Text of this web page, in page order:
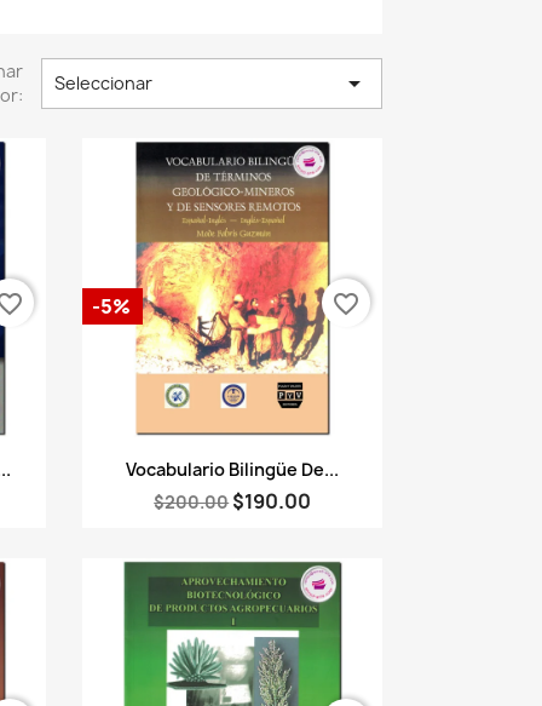
Seleccionar 
Vista rápida
Vocabulario Bilingüe De...
$200.00$190.00
-5% favorite_border